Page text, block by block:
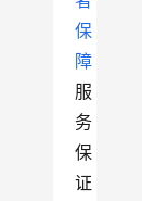
保
障
服
务
保
证